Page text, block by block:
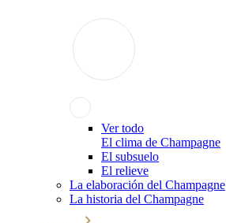
Ver todo
El clima de Champagne
El subsuelo
El relieve
La elaboración del Champagne
La historia del Champagne